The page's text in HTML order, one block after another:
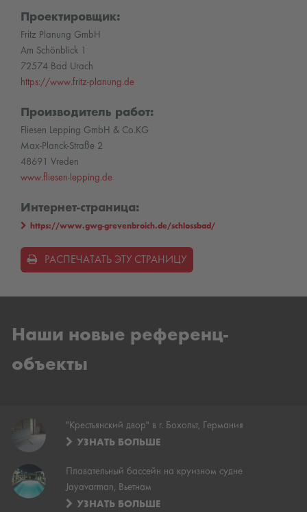
Проектировщик:
Fritz Planung GmbH
Am Schönblick 1
72574 Bad Urach
https://www.fritz-planung.de
Производитель работ:
Fliesen Lepping GmbH & Co.KG
Max-Planck-Straße 2
48691 Vreden
www.fliesen-lepping.de
Интернет-страница:
https://www.gwg-grevenbroich.de/schlossbad/
РАСПЕЧАТАТЬ ЭТУ СТРАНИЦУ
Наши новые референц-
объекты
"Крестьянский двор" в г. Бохольт, Германия
УЗНАТЬ БОЛЬШЕ
Плавательный бассейн на круизном судне
Jayavarman, Вьетнам
УЗНАТЬ БОЛЬШЕ